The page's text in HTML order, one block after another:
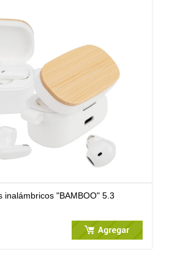
inalámbricos "BAMBOO" 5.3